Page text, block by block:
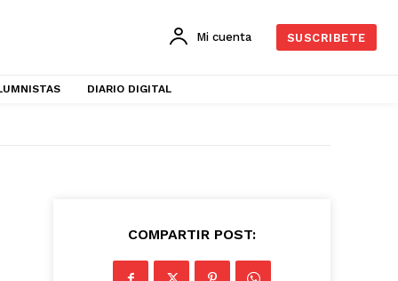
Mi cuenta SUSCRIBETE
DIARIO DIGITAL
COMPARTIR POST: